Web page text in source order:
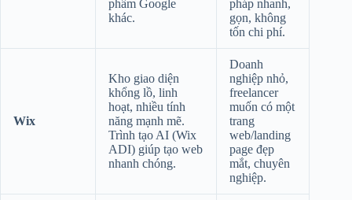
phẩm Google
khác.
pháp nhanh,
gọn, không
tốn chi phí.
Wix
Kho giao diện
khổng lồ, linh
hoạt, nhiều tính
năng mạnh mẽ.
Trình tạo AI (Wix
ADI) giúp tạo web
nhanh chóng.
Doanh
nghiệp nhỏ,
freelancer
muốn có một
trang
web/landing
page đẹp
mắt, chuyên
nghiệp.